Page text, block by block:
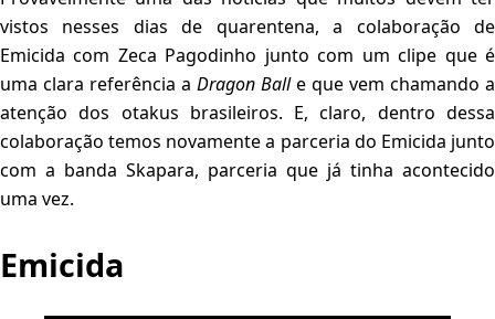
vistos nesses dias de quarentena, a colaboração de
Emicida com Zeca Pagodinho junto com um clipe que é
uma clara referência a Dragon Balle que vem chamando a
atenção dos otakus brasileiros. E, claro, dentro dessa
colaboração temos novamente a parceria do Emicida junto
com a banda Skapara, parceria que já tinha acontecido
uma vez.
Emicida